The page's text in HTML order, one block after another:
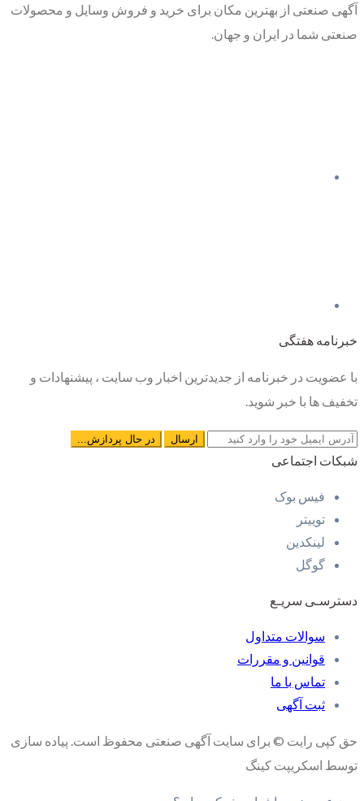
آگهی صنعتی از بهترین مکان برای خرید و فروش وسایل و محصولات
صنعتی شما در ایران و جهان.
خبرنامه هفتگی
با عضویت در خبرنامه از جدیدترین اخبار وب سایت ، پیشنهادات و
تخفیف ها با خبر شوید.
شبکات اجتماعی
فیس بوک
توییتر
لینکدین
گوگل
دسترسـی سریـع
سوالات متداول
قوانین و مقررات
تماس با ما
ثبت آگهی
حق کپی رایت © برای سایت آگهی صنعتی محفوظ است. پیاده سازی
توسط اسکریپت کینگ